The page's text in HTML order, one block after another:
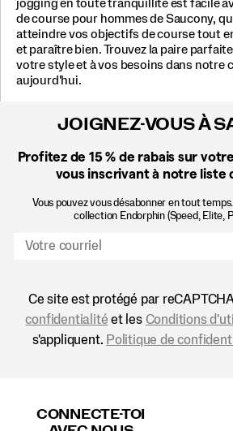
jogging en toute tranquillité est facile
de course pour hommes de Saucony,
atteindre vos objectifs de course tout
et paraître bien. Trouvez la paire
votre style et à vos besoins dans notre
aujourd'hui.
JOIGNEZ-VOUS À
Profitez de 15 % de rabais sur
vous inscrivant à notre liste
Vous pouvez vous désabonner en tout
collection Endorphin (Speed, Elite,
Ce site est protégé par
confidentialité et les Conditions
s'appliquent. Politique de
CONNECTE-TOI